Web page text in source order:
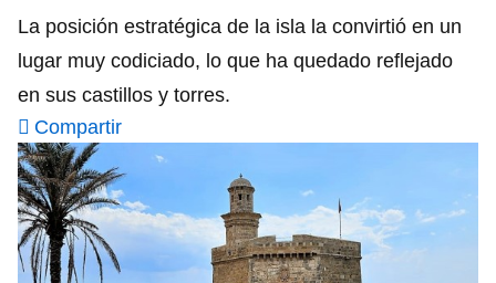
La posición estratégica de la isla la convirtió en un
lugar muy codiciado, lo que ha quedado reflejado
en sus castillos y torres.
Compartir